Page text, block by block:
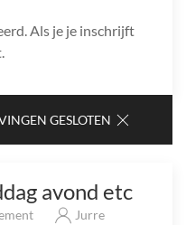
Als je je inschrijft
GESLOTEN
avond etc
Jurre